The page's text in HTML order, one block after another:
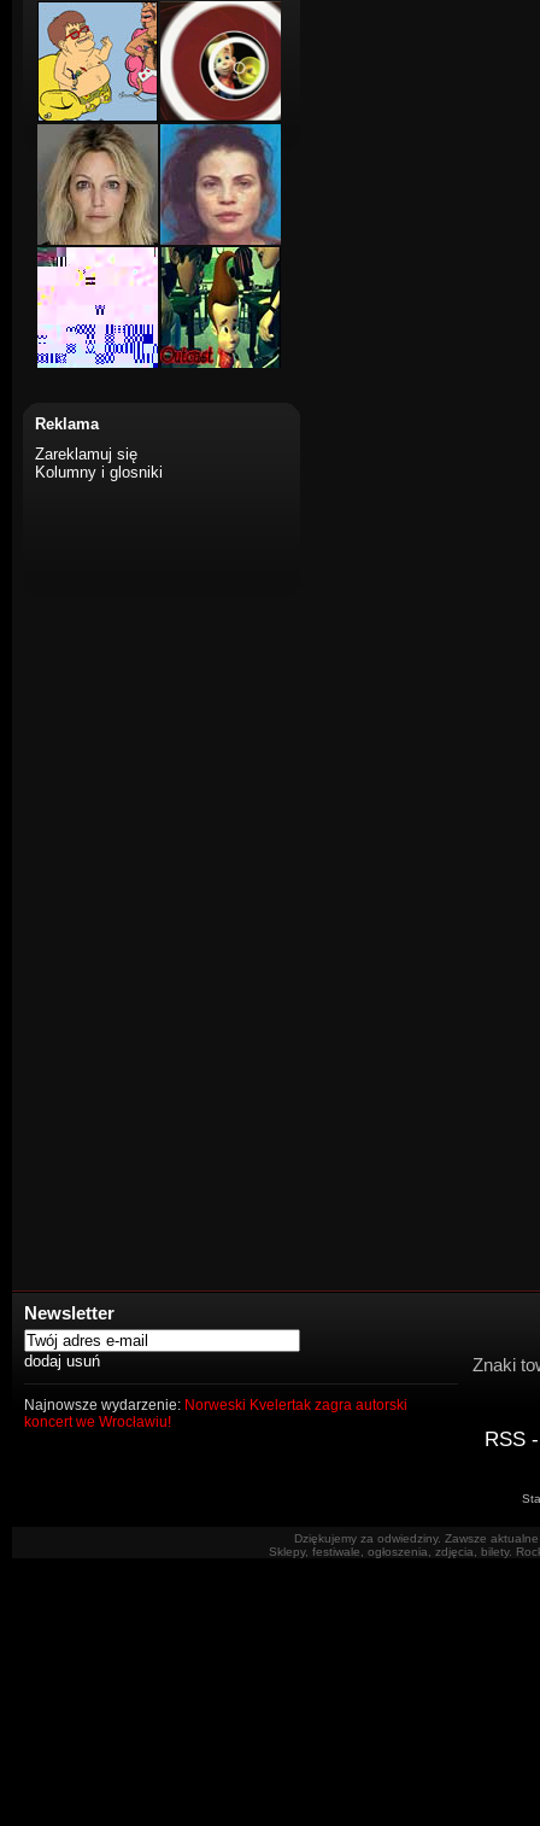
Reklama
Zareklamuj się
Kolumny i glosniki
Newsletter
Najnowsze wydarzenie: Norweski Kvelertak zagra autorski
koncert we Wrocławiu!
Znaki
RSS
Dziękujemy za odwiedziny. Zawsze
Sklepy, festiwale, ogłoszenia, zdjęcia, bilety.